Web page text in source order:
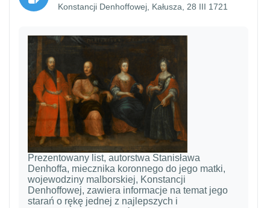
Konstancji Denhoffowej, Kałusza, 28 III 1721
Prezentowany list, autorstwa Stanisława
Denhoffa, miecznika koronnego do jego matki,
wojewodziny malborskiej, Konstancji
Denhoffowej, zawiera informacje na temat jego
starań o rękę jednej z najlepszych i